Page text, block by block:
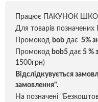
Працює ПАКУНОК
Для товарів
Промокод bob дає 5%
Промокод bob5 дає 5 %
1500грн)
Відслідкувується
замовлення".
На позначені